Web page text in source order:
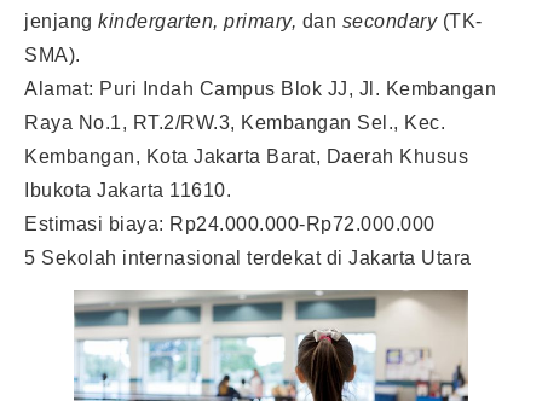
jenjang kindergarten, primary, dan secondary(TK-
SMA).
Alamat: Puri Indah Campus Blok JJ, Jl. Kembangan
Raya No.1, RT.2/RW.3, Kembangan Sel., Kec.
Kembangan, Kota Jakarta Barat, Daerah Khusus
Ibukota Jakarta 11610.
Estimasi biaya: Rp24.000.000-Rp72.000.000
5 Sekolah internasional terdekat di Jakarta Utara